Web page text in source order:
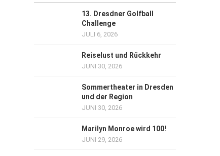
13. Dresdner Golfball
Challenge
JULI 6, 2026
Reiselust und Rückkehr
JUNI 30, 2026
Sommertheater in Dresden
und der Region
JUNI 30, 2026
Marilyn Monroe wird 100!
JUNI 29, 2026